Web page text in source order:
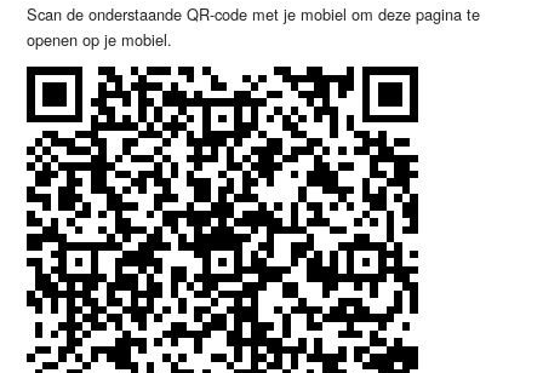
Scan de onderstaande QR-code met je mobiel om deze pagina te
openen op je mobiel.